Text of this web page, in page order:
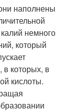
наполнены
немного
который
которых, в
кислоты.